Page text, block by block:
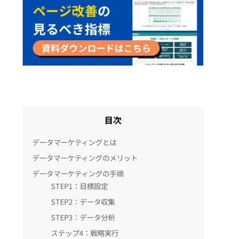
目次
データマーケティングとは
データマーケティングのメリット
データマーケティングの手順
STEP1：目標設定
STEP2：データ収集
STEP3：データ分析
ステップ4：戦略実行